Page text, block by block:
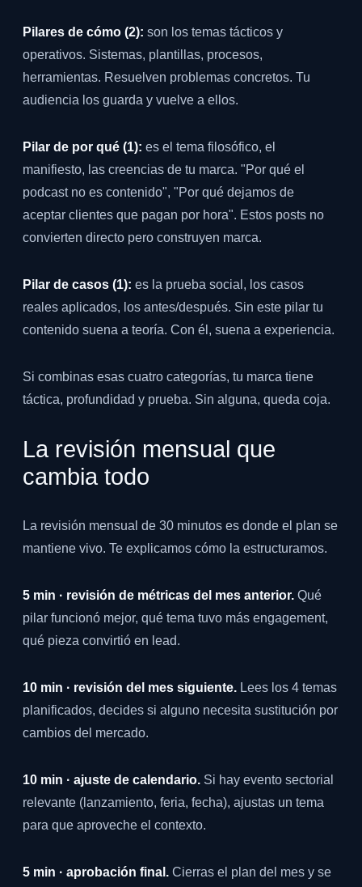
Pilares de cómo (2): son los temas tácticos y
operativos. Sistemas, plantillas, procesos,
herramientas. Resuelven problemas concretos. Tu
audiencia los guarda y vuelve a ellos.
Pilar de por qué (1): es el tema filosófico, el
manifiesto, las creencias de tu marca. "Por qué el
podcast no es contenido", "Por qué dejamos de
aceptar clientes que pagan por hora". Estos posts no
convierten directo pero construyen marca.
Pilar de casos (1): es la prueba social, los casos
reales aplicados, los antes/después. Sin este pilar tu
contenido suena a teoría. Con él, suena a experiencia.
Si combinas esas cuatro categorías, tu marca tiene
táctica, profundidad y prueba. Sin alguna, queda coja.
La revisión mensual que
cambia todo
La revisión mensual de 30 minutos es donde el plan se
mantiene vivo. Te explicamos cómo la estructuramos.
5 min · revisión de métricas del mes anterior. Qué
pilar funcionó mejor, qué tema tuvo más engagement,
qué pieza convirtió en lead.
10 min · revisión del mes siguiente. Lees los 4 temas
planificados, decides si alguno necesita sustitución por
cambios del mercado.
10 min · ajuste de calendario. Si hay evento sectorial
relevante (lanzamiento, feria, fecha), ajustas un tema
para que aproveche el contexto.
5 min · aprobación final. Cierras el plan del mes y se